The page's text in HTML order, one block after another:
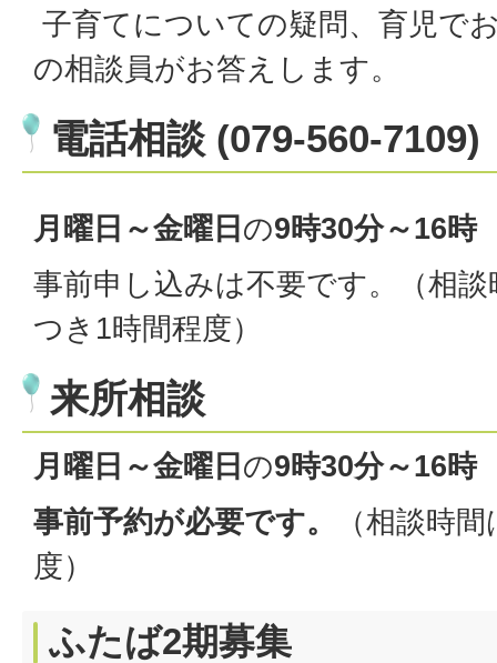
子育てについての疑問、育児で
の相談員がお答えします。
電話相談 (079-560-7109)
月曜日～金曜日 の9時30分～16時
事前申し込みは不要です。（相
つき1時間程度）
来所相談
月曜日～金曜日 の9時30分～16時
事前予約が必要です。
（相談時
度）
ふたば2期募集